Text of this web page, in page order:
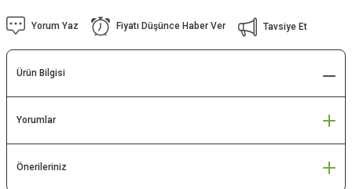
Yorum Yaz Fiyatı Düşünce Haber Ver Tavsiye Et
Ürün Bilgisi
Yorumlar
Önerileriniz